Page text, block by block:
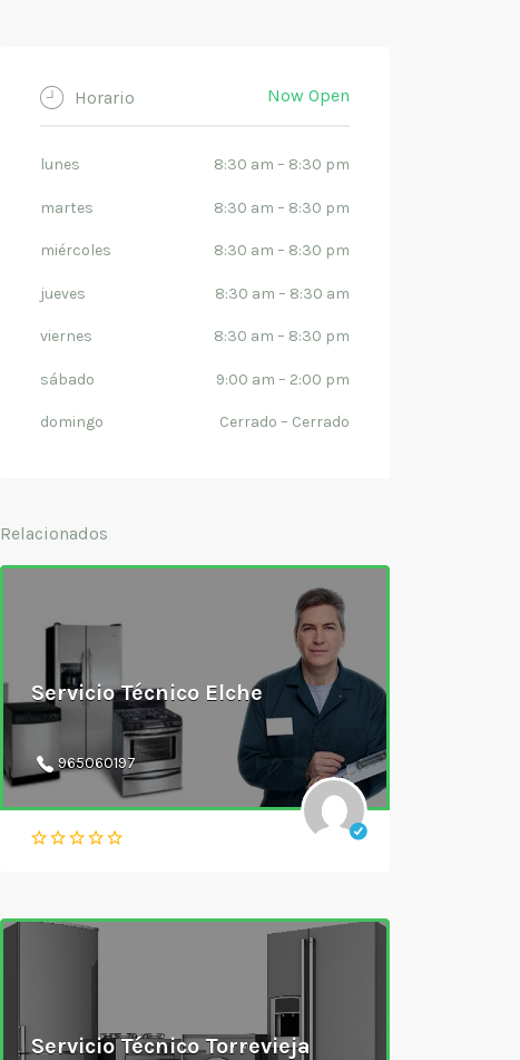
Horario Now Open
lunes 8:30 am – 8:30 pm
martes 8:30 am – 8:30 pm
miércoles 8:30 am – 8:30 pm
jueves 8:30 am – 8:30 am
viernes 8:30 am – 8:30 pm
sábado 9:00 am – 2:00 pm
domingo Cerrado – Cerrado
Relacionados
Servicio Técnico Elche
965060197
Servicio Técnico Torrevieja